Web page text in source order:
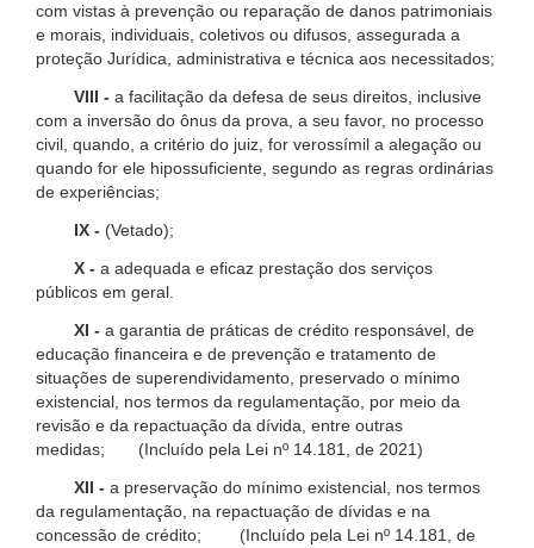
com vistas à prevenção ou reparação de danos patrimoniais
e morais, individuais, coletivos ou difusos, assegurada a
proteção Jurídica, administrativa e técnica aos necessitados;
VIII - a facilitação da defesa de seus direitos, inclusive
com a inversão do ônus da prova, a seu favor, no processo
civil, quando, a critério do juiz, for verossímil a alegação ou
quando for ele hipossuficiente, segundo as regras ordinárias
de experiências;
IX - (Vetado);
X - a adequada e eficaz prestação dos serviços
públicos em geral.
XI - a garantia de práticas de crédito responsável, de
educação financeira e de prevenção e tratamento de
situações de superendividamento, preservado o mínimo
existencial, nos termos da regulamentação, por meio da
revisão e da repactuação da dívida, entre outras
medidas; (Incluído pela Lei nº 14.181, de 2021)
XII - a preservação do mínimo existencial, nos termos
da regulamentação, na repactuação de dívidas e na
concessão de crédito; (Incluído pela Lei nº 14.181, de